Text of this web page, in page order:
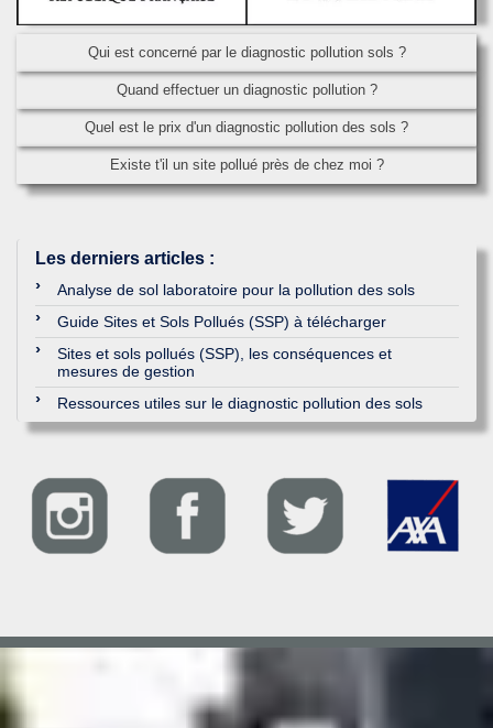
Qui est concerné par le diagnostic pollution sols ?
Quand effectuer un diagnostic pollution ?
Quel est le prix d'un diagnostic pollution des sols ?
Existe t'il un site pollué près de chez moi ?
Les derniers articles :
Analyse de sol laboratoire pour la pollution des sols
Guide Sites et Sols Pollués (SSP) à télécharger
Sites et sols pollués (SSP), les conséquences et
mesures de gestion
Ressources utiles sur le diagnostic pollution des sols